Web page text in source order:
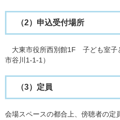
（2）申込受付場所
大東市役所西別館1F 子ども室子
市谷川1-1-1）
（3）定員
会場スペースの都合上、傍聴者の定